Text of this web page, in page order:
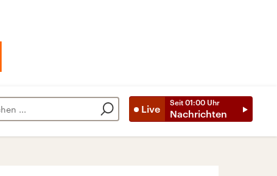
Live
Seit 01:00 Uhr
Nachrichten